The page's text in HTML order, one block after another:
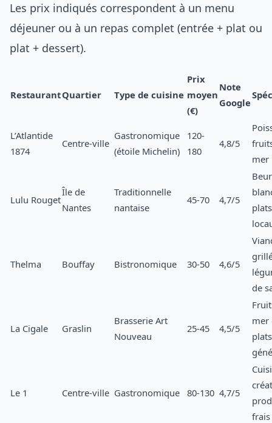
Les prix indiqués correspondent à un menu
déjeuner ou à un repas complet (entrée + plat ou
plat + dessert).
RestaurantQuartier Type de cuisine
Prix
moyen
(€)
Note
Google
L’Atlantide
1874
Centre-ville
Gastronomique
(étoile Michelin)
120-
180
4,8/5
mer
Lulu Rouget
Île de
Nantes
Traditionnelle
nantaise
45-70 4,7/5
plats
Thelma Bouffay Bistronomique 30-50 4,6/5
de
La Cigale Graslin
Brasserie Art
Nouveau
25-45 4,5/5
mer
plats
Le 1 Centre-ville Gastronomique 80-130 4,7/5
frais